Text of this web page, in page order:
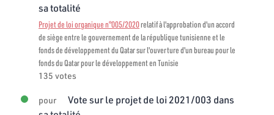
sa totalité
Projet de loi organique n°005/2020relatif à l'approbation d'un accord
de siège entre le gouvernement de la république tunisienne et le
fonds de développement du Qatar sur l'ouverture d'un bureau pour le
fonds du Qatar pour le développement en Tunisie
135 votes
pour
Vote sur le projet de loi 2021/003 dans